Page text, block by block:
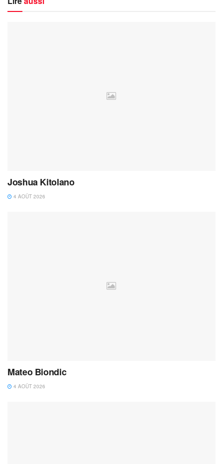
Joshua Kitolano
4 AOÛT 2026
Mateo Biondic
4 AOÛT 2026